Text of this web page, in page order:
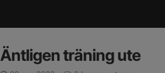
Äntligen träning ute